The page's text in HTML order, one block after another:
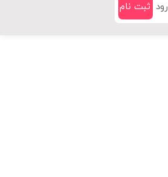
ثبت نام